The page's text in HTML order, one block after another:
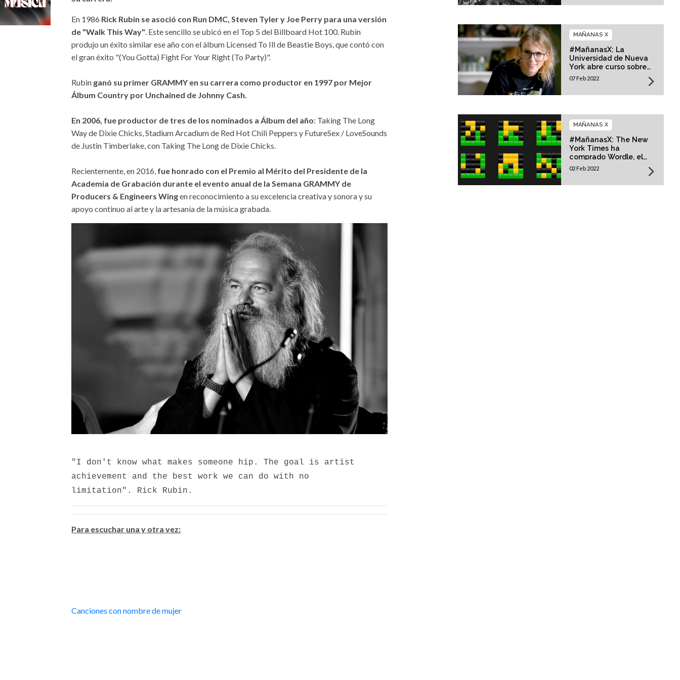
En 1986 Rick Rubin se asoció con Run DMC, Steven Tyler y Joe Perry para una versión
de "Walk This Way". Este sencillo se ubicó en el Top 5 del Billboard Hot 100. Rubin
produjo un éxito similar ese año con el álbum Licensed To Ill de Beastie Boys, que contó con
el gran éxito "(You Gotta) Fight For Your Right (To Party)".
Rubin ganó su primer GRAMMY en su carrera como productor en 1997 por Mejor
Álbum Country por Unchained de Johnny Cash.
En 2006, fue productor de tres de los nominados a Álbum del año: Taking The Long
Way de Dixie Chicks, Stadium Arcadium de Red Hot Chili Peppers y FutureSex / LoveSounds
de Justin Timberlake, con Taking The Long de Dixie Chicks.
Recientemente, en 2016, fue honrado con el Premio al Mérito del Presidente de la
Academia de Grabación durante el evento anual de la Semana GRAMMY de
Producers & Engineers Wingen reconocimiento a su excelencia creativa y sonora y su
apoyo continuo al arte y la artesanía de la música grabada.
"I don't know what makes someone hip. The goal is artist
achievement and the best work we can do with no
limitation". Rick Rubin.
Para escuchar una y otra vez:
Canciones con nombre de mujer
#MañanasX: La
Universidad de Nueva
York abre curso sobre
Taylor Swift
MAÑANAS X
07 Feb 2022
#MañanasX: The New
York Times ha
comprado Wordle, el
juego digital más
MAÑANAS X
02 Feb 2022